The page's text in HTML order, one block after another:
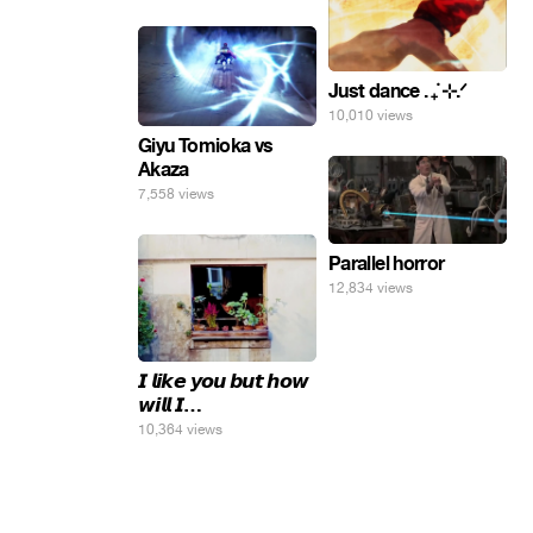
Just dance . ݁₊ ⊹.ᐟ
10,010 views
Giyu Tomioka vs
Akaza
7,558 views
Parallel horror
12,834 views
𝙄 𝙡𝙞𝙠𝙚 𝙮𝙤𝙪 𝙗𝙪𝙩 𝙝𝙤𝙬
𝙬𝙞𝙡𝙡 𝙄…
10,364 views